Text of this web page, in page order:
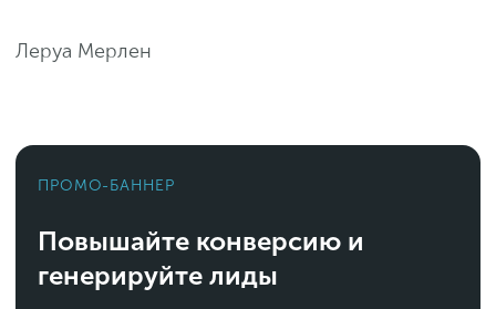
Леруа Мерлен
ПРОМО-БАННЕР
Повышайте конверсию и
генерируйте лиды